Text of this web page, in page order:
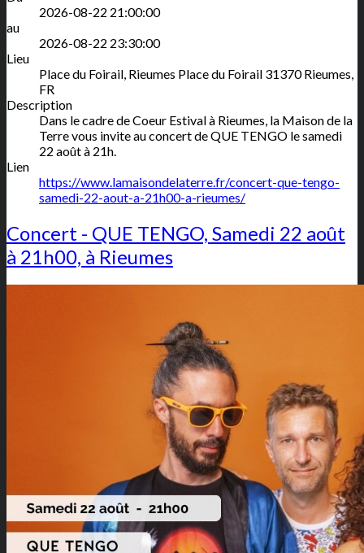
2026-08-22 21:00:00
au
2026-08-22 23:30:00
Lieu
Place du Foirail, Rieumes Place du Foirail 31370 Rieumes,
FR
Description
Dans le cadre de Coeur Estival à Rieumes, la Maison de la
Terre vous invite au concert de QUE TENGO le samedi
22 août à 21h.
Lien
https://www.lamaisondelaterre.fr/concert-que-tengo-
samedi-22-aout-a-21h00-a-rieumes/
Concert - QUE TENGO, Samedi 22 août
à 21h00, à Rieumes